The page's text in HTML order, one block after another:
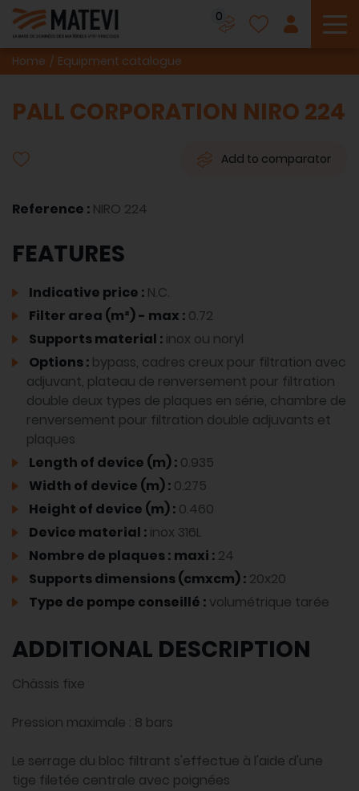
0
Home Equipment catalogue
PALL CORPORATION NIRO 224
Add to comparator
Reference : NIRO 224
FEATURES
Indicative price : N.C.
Filter area (m²) - max : 0.72
Supports material : inox ou noryl
Options : bypass, cadres creux pour filtration avec
adjuvant, plateau de renversement pour filtration
double deux types de plaques en série, chambre de
renversement pour filtration double adjuvants et
plaques
Length of device (m) : 0.935
Width of device (m) : 0.275
Height of device (m) : 0.460
Device material : inox 316L
Nombre de plaques : maxi : 24
Supports dimensions (cmxcm) : 20x20
Type de pompe conseillé : volumétrique tarée
ADDITIONAL DESCRIPTION
Châssis fixe
Pression maximale : 8 bars
Le serrage du bloc filtrant s'effectue à l'aide d'une
tige filetée centrale avec poignées